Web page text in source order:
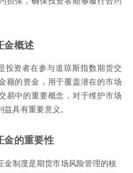
金概述
投资者在参与道琼斯指数期货交
额的资金，用于覆盖潜在的市场
易中的重要概念，对于维护市场
具有重要意义。
金的重要性
金制度是期货市场风险管理的核